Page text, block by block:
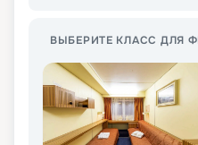
ВЫБЕРИТЕ КЛАСС ДЛЯ